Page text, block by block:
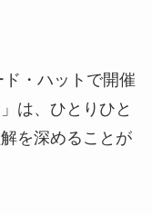
・ハットで開催
は、ひとりひと
を深めることが